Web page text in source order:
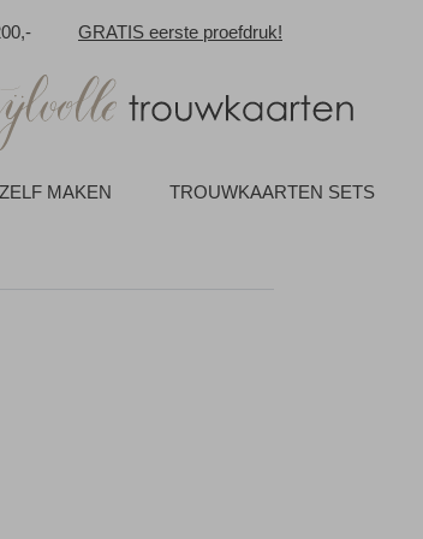
GRATIS eerste proefdruk!
ZELF MAKEN TROUWKAARTEN SETS